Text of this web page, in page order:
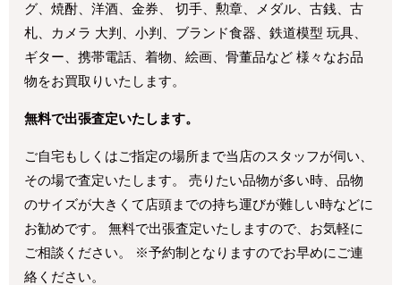
グ、焼酎、洋酒、金券、 切手、勲章、メダル、古銭、古
札、カメラ 大判、小判、ブランド食器、鉄道模型 玩具、
ギター、携帯電話、着物、絵画、骨董品など 様々なお品
物をお買取りいたします。
無料で出張査定いたします。
ご自宅もしくはご指定の場所まで当店のスタッフが伺い、
その場で査定いたします。 売りたい品物が多い時、品物
のサイズが大きくて店頭までの持ち運びが難しい時などに
お勧めです。 無料で出張査定いたしますので、お気軽に
ご相談ください。 ※予約制となりますのでお早めにご連
絡ください。